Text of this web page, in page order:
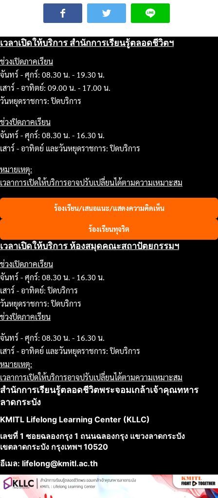
เวลาเปิดให้บริการ สำนักการเรียนรู้ตลอดชีวิตฯ
ช่วงเปิดภาคเรียน
จันทร์ - ศุกร์: 08.30 น. - 19.30 น.
เสาร์ - อาทิตย์: 09.00 น. - 17.00 น.
วันหยุดราชการ: ปิดบริการ
ช่วงปิดภาคเรียน
จันทร์ - ศุกร์: 08.30 น. - 16.30 น.
เสาร์ - อาทิตย์ และวันหยุดราชการ: ปิดบริการ
หมายเหตุ:
เวลาการเปิดให้บริการอาจปรับเปลี่ยนได้ตามความเหมาะสม
ร้องเรียน/เสนอแนะ/แสดงความคิดเห็น
ร้องเรียนทุจริต
เวลาเปิดให้บริการ ห้องสมุดคณะสถาปัตยกรรมฯ
ช่วงเปิดภาคเรียน
จันทร์ - ศุกร์: 08.30 น. - 16.30 น.
เสาร์ - อาทิตย์: ปิดบริการ
วันหยุดราชการ: ปิดบริการ
ช่วงปิดภาคเรียน
จันทร์ - ศุกร์: 08.30 น. - 16.30 น.
เสาร์ - อาทิตย์ และวันหยุดราชการ: ปิดบริการ
หมายเหตุ:
เวลาการเปิดให้บริการอาจปรับเปลี่ยนได้ตามความเหมาะสม
สำนักการเรียนรู้ตลอดชีวิตพระจอมเกล้าเจ้าคุณทหาร
ลาดกระบัง
KMITL Lifelong Learning Center (KLLC)
เลขที่ 1 ซอยฉลองกรุง 1 ถนนฉลองกรุง แขวงลาดกระบัง
เขตลาดกระบัง กรุงเทพฯ 10520
อีเมล: lifelong@kmitl.ac.th